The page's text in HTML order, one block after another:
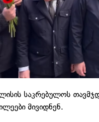
საკრებულოს
მივიდნენ.